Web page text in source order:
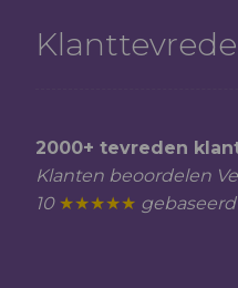
2000+ tevreden
Klanten beoordelen
10 ★★★★★